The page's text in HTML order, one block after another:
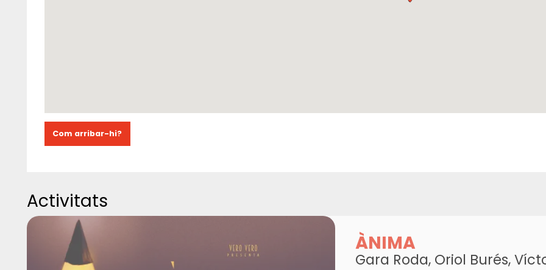
Com arribar-hi?
Activitats
ÀNIMA
Gara Roda, Oriol Burés,